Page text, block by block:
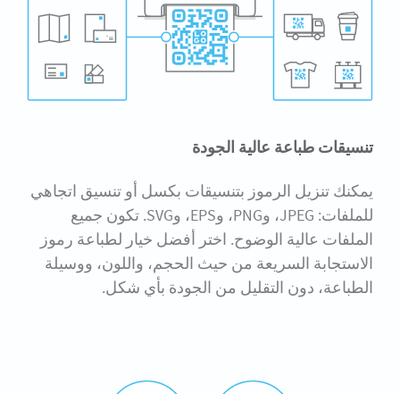
تنسيقات طباعة عالية الجودة
يمكنك تنزيل الرموز بتنسيقات بكسل أو تنسيق اتجاهي
للملفات: JPEG، وPNG، وEPS، وSVG. تكون جميع
الملفات عالية الوضوح. اختر أفضل خيار لطباعة رموز
الاستجابة السريعة من حيث الحجم، واللون، ووسيلة
الطباعة، دون التقليل من الجودة بأي شكل.